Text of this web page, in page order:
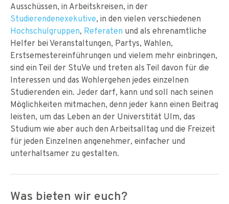
Ausschüssen, in Arbeitskreisen, in der
Studierendenexekutive, in den vielen verschiedenen
Hochschulgruppen, Referaten und als ehrenamtliche
Helfer bei Veranstaltungen, Partys, Wahlen,
Erstsemestereinführungen und vielem mehr einbringen,
sind ein Teil der StuVe und treten als Teil davon für die
Interessen und das Wohlergehen jedes einzelnen
Studierenden ein. Jeder darf, kann und soll nach seinen
Möglichkeiten mitmachen, denn jeder kann einen Beitrag
leisten, um das Leben an der Universtität Ulm, das
Studium wie aber auch den Arbeitsalltag und die Freizeit
für jeden Einzelnen angenehmer, einfacher und
unterhaltsamer zu gestalten.
Was bieten wir euch?